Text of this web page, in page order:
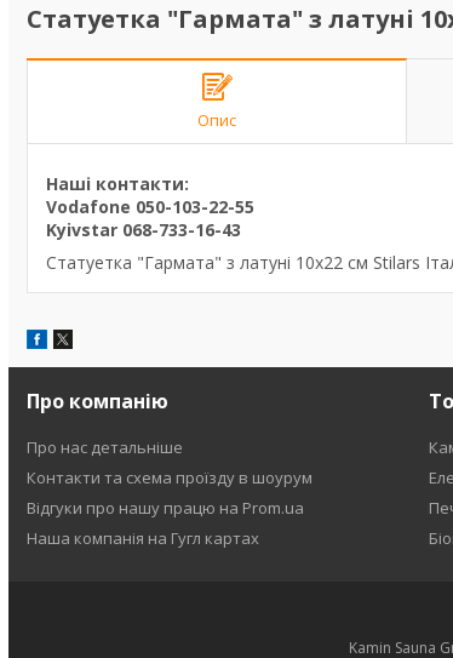
Статуетка "Гармата" з латуні
Опис
Наші контакти:
Vodafone 050-103-22-55
Kyivstar 068-733-16-43
Статуетка "Гармата" з латуні 10х22 см Stilars
Про компанію
Про нас детальніше
Контакти та схема проїзду в шоурум
Відгуки про нашу працю на Prom.ua
Наша компанія на Гугл картах